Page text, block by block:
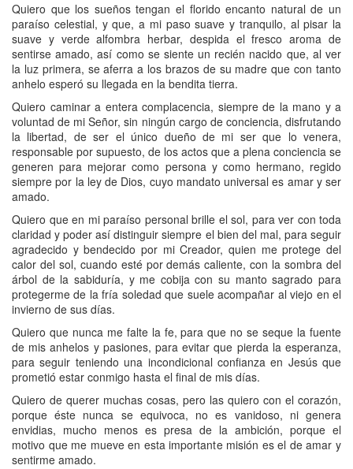
Quiero que los sueños tengan el florido encanto natural de un
paraíso celestial, y que, a mi paso suave y tranquilo, al pisar la
suave y verde alfombra herbar, despida el fresco aroma de
sentirse amado, así como se siente un recién nacido que, al ver
la luz primera, se aferra a los brazos de su madre que con tanto
anhelo esperó su llegada en la bendita tierra.
Quiero caminar a entera complacencia, siempre de la mano y a
voluntad de mi Señor, sin ningún cargo de conciencia, disfrutando
la libertad, de ser el único dueño de mi ser que lo venera,
responsable por supuesto, de los actos que a plena conciencia se
generen para mejorar como persona y como hermano, regido
siempre por la ley de Dios, cuyo mandato universal es amar y ser
amado.
Quiero que en mi paraíso personal brille el sol, para ver con toda
claridad y poder así distinguir siempre el bien del mal, para seguir
agradecido y bendecido por mi Creador, quien me protege del
calor del sol, cuando esté por demás caliente, con la sombra del
árbol de la sabiduría, y me cobija con su manto sagrado para
protegerme de la fría soledad que suele acompañar al viejo en el
invierno de sus días.
Quiero que nunca me falte la fe, para que no se seque la fuente
de mis anhelos y pasiones, para evitar que pierda la esperanza,
para seguir teniendo una incondicional confianza en Jesús que
prometió estar conmigo hasta el final de mis días.
Quiero de querer muchas cosas, pero las quiero con el corazón,
porque éste nunca se equivoca, no es vanidoso, ni genera
envidias, mucho menos es presa de la ambición, porque el
motivo que me mueve en esta importante misión es el de amar y
sentirme amado.